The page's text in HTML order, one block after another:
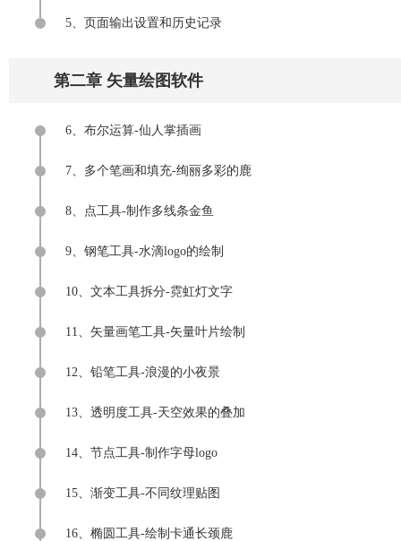
5、页面输出设置和历史记录
第二章 矢量绘图软件
6、布尔运算-仙人掌插画
7、多个笔画和填充-绚丽多彩的鹿
8、点工具-制作多线条金鱼
9、钢笔工具-水滴logo的绘制
10、文本工具拆分-霓虹灯文字
11、矢量画笔工具-矢量叶片绘制
12、铅笔工具-浪漫的小夜景
13、透明度工具-天空效果的叠加
14、节点工具-制作字母logo
15、渐变工具-不同纹理贴图
16、椭圆工具-绘制卡通长颈鹿